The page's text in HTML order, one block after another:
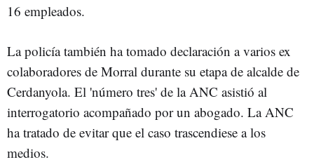
16 empleados.
La policía también ha tomado declaración a varios ex
colaboradores de Morral durante su etapa de alcalde de
Cerdanyola. El 'número tres' de la ANC asistió al
interrogatorio acompañado por un abogado. La ANC
ha tratado de evitar que el caso trascendiese a los
medios.